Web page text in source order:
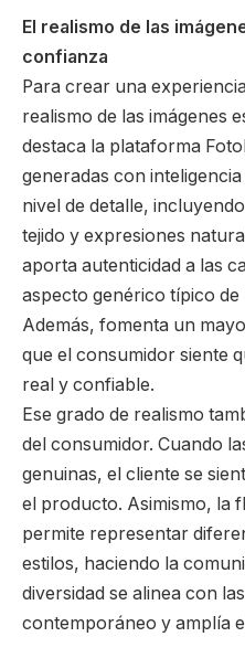
El realismo de las
confianza
Para crear una
realismo de las imágenes
destaca la plataforma
generadas con
nivel de detalle,
tejido y expresiones
aporta autenticidad a las
aspecto genérico típico de
Además, fomenta un
que el consumidor siente
real y confiable.
Ese grado de realismo
del consumidor. Cuando
genuinas, el cliente se
el producto. Asimismo, la
permite representar
estilos, haciendo la
diversidad se alinea con
contemporáneo y amplía